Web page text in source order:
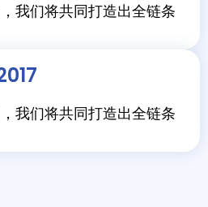
我们将共同打造出全链条
我们将共同打造出全链条